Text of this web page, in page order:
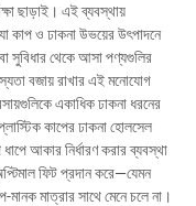
ছাড়াই। এই ব্যবস্থায়
কাপ ও ঢাকনা উভয়ের উৎপাদনে
সুবিধার থেকে আসা পণ্যগুলির
বজায় রাখার এই মনোযোগ
একাধিক ঢাকনা ধরনের
কাপের ঢাকনা হোলসেল
আকার নির্ধারণ করার ব্যবস্থা
ফিট প্রদান করে—যেমন
মানক মাত্রার সাথে মেনে চলে না।